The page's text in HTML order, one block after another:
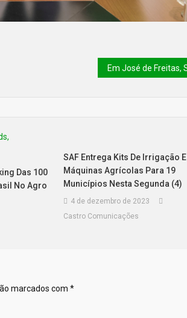
Das 100
No Agro
SAF Entrega Kits De Irrigação E
Máquinas Agrícolas Para 19
Municípios Nesta Segunda (4)
4 de dezembro de 2023
Castro Comunicações
marcados com *